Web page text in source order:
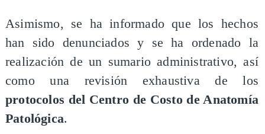
Asimismo, se ha informado que los hechos
han sido denunciados y se ha ordenado la
realización de un sumario administrativo, así
como una revisión exhaustiva de los
protocolos del Centro de Costo de Anatomía
Patológica.